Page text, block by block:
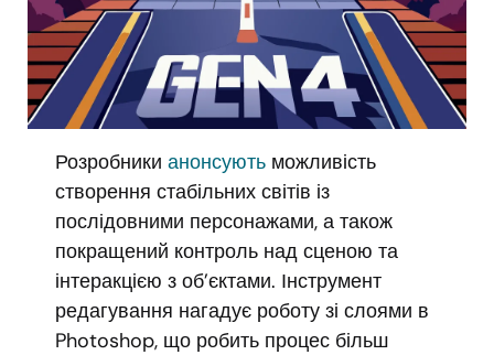
Розробники анонсують можливість
створення стабільних світів із
послідовними персонажами, а також
покращений контроль над сценою та
інтеракцією з об’єктами. Інструмент
редагування нагадує роботу зі слоями в
Photoshop, що робить процес більш